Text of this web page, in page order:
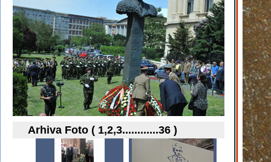
Arhiva Foto ( 1,2,3............36 )